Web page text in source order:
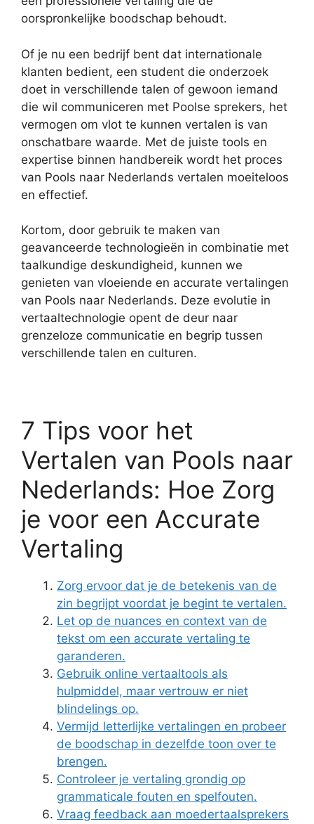
oorspronkelijke boodschap behoudt.
Of je nu een bedrijf bent dat internationale
klanten bedient, een student die onderzoek
doet in verschillende talen of gewoon iemand
die wil communiceren met Poolse sprekers, het
vermogen om vlot te kunnen vertalen is van
onschatbare waarde. Met de juiste tools en
expertise binnen handbereik wordt het proces
van Pools naar Nederlands vertalen moeiteloos
en effectief.
Kortom, door gebruik te maken van
geavanceerde technologieën in combinatie met
taalkundige deskundigheid, kunnen we
genieten van vloeiende en accurate vertalingen
van Pools naar Nederlands. Deze evolutie in
vertaaltechnologie opent de deur naar
grenzeloze communicatie en begrip tussen
verschillende talen en culturen.
7 Tips voor het
Vertalen van Pools naar
Nederlands: Hoe Zorg
je voor een Accurate
Vertaling
Zorg ervoor dat je de betekenis van de
zin begrijpt voordat je begint te vertalen.
Let op de nuances en context van de
tekst om een accurate vertaling te
garanderen.
Gebruik online vertaaltools als
hulpmiddel, maar vertrouw er niet
blindelings op.
Vermijd letterlijke vertalingen en probeer
de boodschap in dezelfde toon over te
brengen.
Controleer je vertaling grondig op
grammaticale fouten en spelfouten.
Vraag feedback aan moedertaalsprekers